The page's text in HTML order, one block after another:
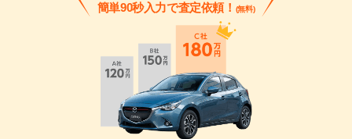
簡単90秒入力で査定依頼！ (無料)